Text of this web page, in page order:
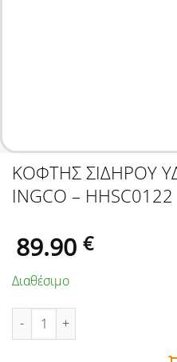
ΚΟΦΤΗΣ ΣΙΔΗΡΟΥ
INGCO – HHSC0122
89.90 €
Διαθέσιμο
ΚΟΦΤΗΣ ΣΙΔΗΡΟΥ